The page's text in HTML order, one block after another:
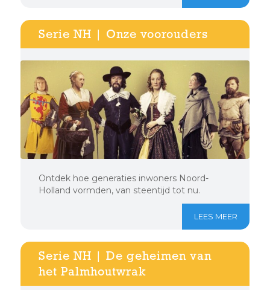
Serie NH | Onze voorouders
Ontdek hoe generaties inwoners Noord-
Holland vormden, van steentijd tot nu.
LEES MEER
Serie NH | De geheimen van
het Palmhoutwrak